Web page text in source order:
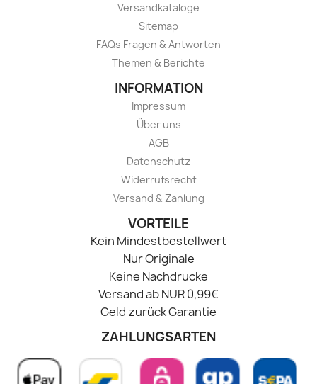
Versandkataloge
Sitemap
FAQs Fragen & Antworten
Themen & Berichte
INFORMATION
Impressum
Über uns
AGB
Datenschutz
Widerrufsrecht
Versand & Zahlung
VORTEILE
Kein Mindestbestellwert
Nur Originale
Keine Nachdrucke
Versand ab NUR 0,99€
Geld zurück Garantie
ZAHLUNGSARTEN